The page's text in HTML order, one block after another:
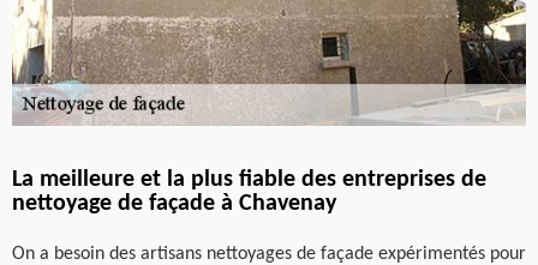
La meilleure et la plus fiable des entreprises de
nettoyage de façade à Chavenay
On a besoin des artisans nettoyages de façade expérimentés pour